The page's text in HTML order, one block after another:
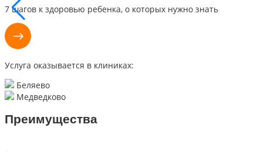
7 шагов к здоровью ребенка, о которых нужно знать
Услуга оказывается в клиниках:
Беляево
Медведково
Преимущества